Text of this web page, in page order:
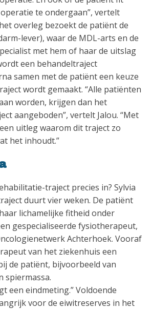
te ondergaan”, vertelt
overleg bezoekt de patiënt de
lever), waar de MDL-arts en de
met hem of haar de uitslag
een behandeltraject
samen met de patiënt een keuze
wordt gemaakt. “Alle patiënten
worden, krijgen dan het
aangeboden”, vertelt Jalou. “Met
uitleg waarom dit traject zo
het inhoudt.”
traject precies in? Sylvia
duurt vier weken. De patiënt
lichamelijke fitheid onder
gespecialiseerde fysiotherapeut,
Achterhoek. Vooraf
van het ziekenhuis een
de patiënt, bijvoorbeeld van
spiermassa.
een eindmeting.” Voldoende
voor de eiwitreserves in het